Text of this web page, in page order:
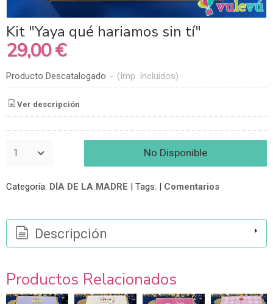
Kit "Yaya qué hariamos sin tí"
29,00 €
Producto Descatalogado - (Imp. Incluidos)
Ver descripción
No Disponible
Categoría: DÍA DE LA MADRE | Tags: | Comentarios
Descripción
Productos Relacionados